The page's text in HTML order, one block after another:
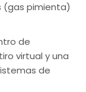
(gas pimienta)
de
virtual y una
de